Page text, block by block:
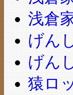
浅倉
げん
げん
猿ロ